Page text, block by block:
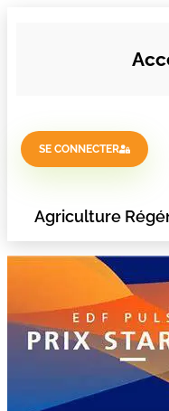
SE CONNECTER
Agriculture